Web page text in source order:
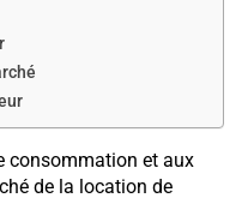
consommation et aux
de la location de